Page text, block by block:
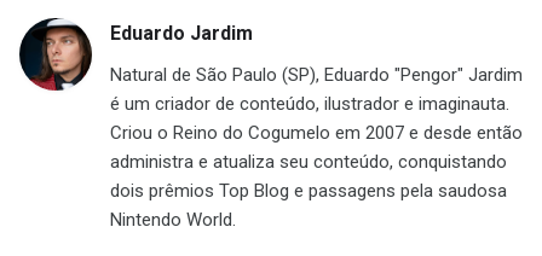
Eduardo Jardim
Natural de São Paulo (SP), Eduardo "Pengor" Jardim
é um criador de conteúdo, ilustrador e imaginauta.
Criou o Reino do Cogumelo em 2007 e desde então
administra e atualiza seu conteúdo, conquistando
dois prêmios Top Blog e passagens pela saudosa
Nintendo World.